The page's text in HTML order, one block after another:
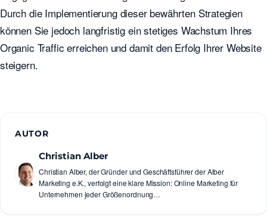
Durch die Implementierung dieser bewährten Strategien
können Sie jedoch langfristig ein stetiges Wachstum Ihres
Organic Traffic erreichen und damit den Erfolg Ihrer Website
steigern.
AUTOR
Christian Alber
Christian Alber, der Gründer und Geschäftsführer der Alber
Marketing e.K., verfolgt eine klare Mission: Online Marketing für
Unternehmen jeder Größenordnung…